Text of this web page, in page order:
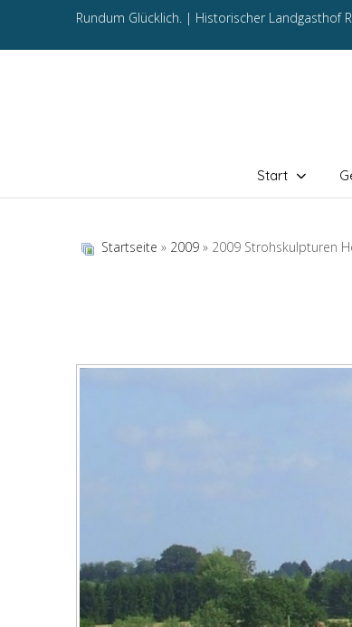
Rundum Glücklich. | Historischer Landgasthof
Start
Startseite » 2009 » 2009 Strohskulpturen